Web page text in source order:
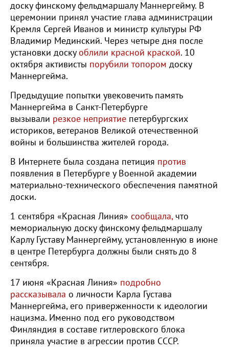
доску финскому фельдмаршалу Маннергейму. В
церемонии принял участие глава администрации
Кремля Сергей Иванов и министр культуры РФ
Владимир Мединский. Через четыре дня после
установки доскуоблили красной краской. 10
октября активисты порубили топором доску
Маннергейма.
Предыдущие попытки увековечить память
Маннергейма в Санкт-Петербурге
вызывали резкое неприятие петербургских
историков, ветеранов Великой отечественной
войны и большинства жителей города.
В Интернете была создана петиция против
появления в Петербурге у Военной академии
материально-технического обеспечения памятной
доски.
1 сентября «Красная Линия» сообщала,что
мемориальную доску финскому фельдмаршалу
Карлу Густаву Маннергейму, установленную в июне
в центре Петербурга должны были снять до 8
сентября.
17 июня «Красная Линия» подробно
рассказывала о личности Карла Густава
Маннергейма, его приверженности к идеологии
нацизма. Именно под его руководством
Финляндия в составе гитлеровского блока
приняла участие в агрессии против СССР.